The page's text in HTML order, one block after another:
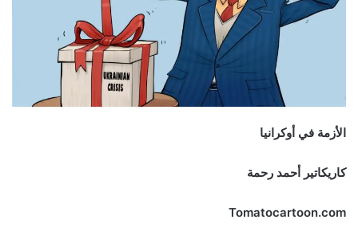
الأزمة في أوكرانيا
كاريكاتير أحمد رحمة
Tomatocartoon.com